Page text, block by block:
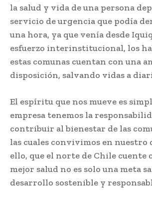
la salud y vida de una persona
servicio de urgencia que podía
una hora, ya que venía desde
esfuerzo interinstitucional, los
estas comunas cuentan con una
disposición, salvando vidas a
El espíritu que nos mueve es
empresa tenemos la
contribuir al bienestar de las
las cuales convivimos en nuestro
ello, que el norte de Chile cuente
mejor salud no es solo una meta
desarrollo sostenible y